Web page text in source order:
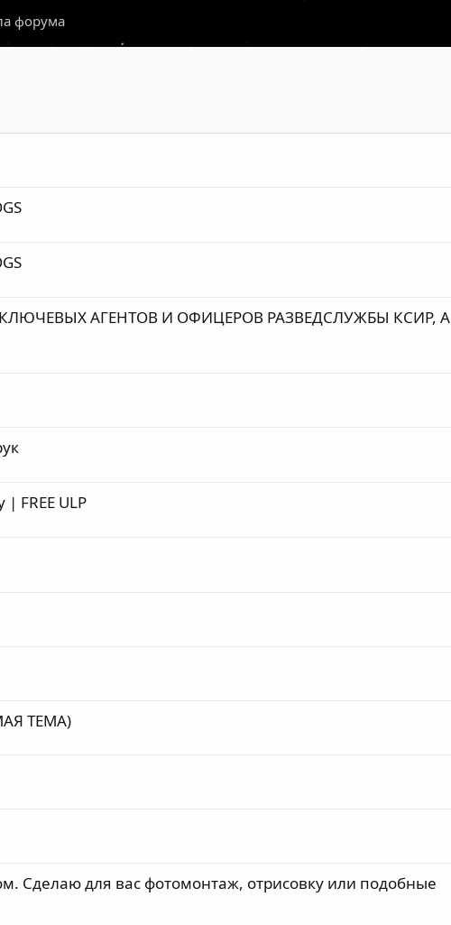
форума
АГЕНТОВ И ОФИЦЕРОВ РАЗВЕДСЛУЖБЫ КСИР, А
| FREE ULP
ТЕМА)
Сделаю для вас фотомонтаж, отрисовку или подобные